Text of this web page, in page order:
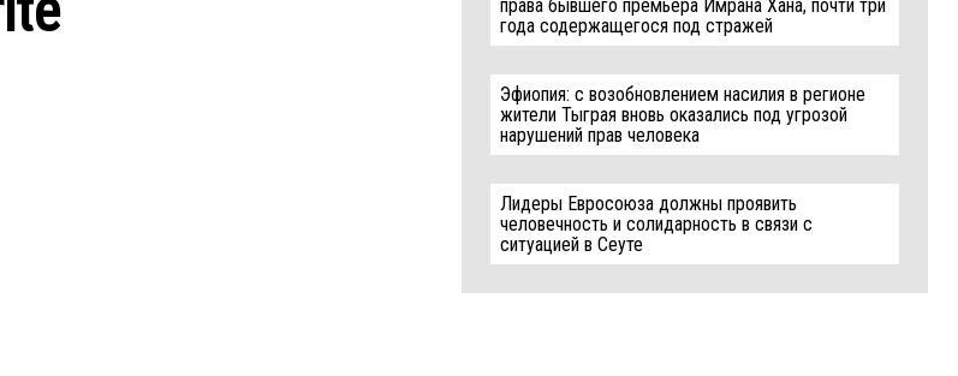
права бывшего премьера Имрана Хана, почти три
года содержащегося под стражей
Эфиопия: с возобновлением насилия в регионе
жители Тыграя вновь оказались под угрозой
нарушений прав человека
Лидеры Евросоюза должны проявить
человечность и солидарность в связи с
ситуацией в Сеуте